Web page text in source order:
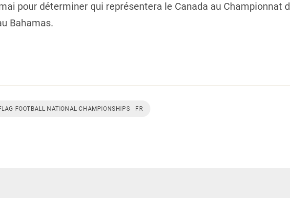
pour déterminer qui représentera le Canada au Championnat
Bahamas.
FOOTBALL NATIONAL CHAMPIONSHIPS - FR